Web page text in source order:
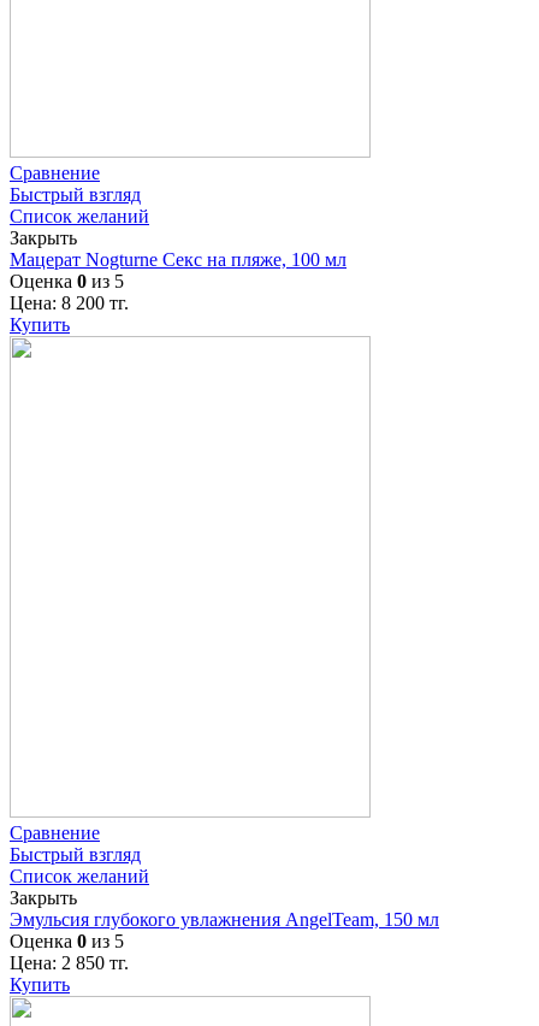
Сравнение
Быстрый взгляд
Список желаний
Закрыть
Мацерат Nogturne Секс на пляже, 100 мл
Оценка 0 из 5
Цена: 8 200 тг.
Купить
Сравнение
Быстрый взгляд
Список желаний
Закрыть
Эмульсия глубокого увлажнения AngelTeam, 150 мл
Оценка 0 из 5
Цена: 2 850 тг.
Купить